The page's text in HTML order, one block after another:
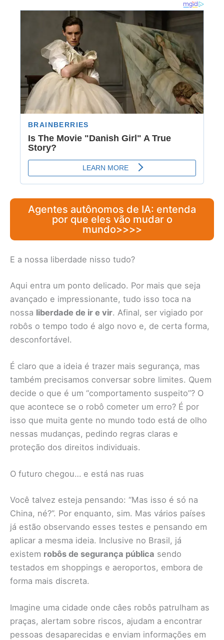
Agentes autônomos de IA: entenda
por que eles vão mudar o
mundo>>>>
E a nossa liberdade nisso tudo?
Aqui entra um ponto delicado. Por mais que seja
avançado e impressionante, tudo isso toca na
nossa liberdade de ir e vir. Afinal, ser vigiado por
robôs o tempo todo é algo novo e, de certa forma,
desconfortável.
É claro que a ideia é trazer mais segurança, mas
também precisamos conversar sobre limites. Quem
decide o que é um “comportamento suspeito”? O
que acontece se o robô cometer um erro? É por
isso que muita gente no mundo todo está de olho
nessas mudanças, pedindo regras claras e
proteção dos direitos individuais.
O futuro chegou… e está nas ruas
Você talvez esteja pensando: “Mas isso é só na
China, né?”. Por enquanto, sim. Mas vários países
já estão observando esses testes e pensando em
aplicar a mesma ideia. Inclusive no Brasil, já
existem robôs de segurança pública sendo
testados em shoppings e aeroportos, embora de
forma mais discreta.
Imagine uma cidade onde câes robôs patrulham as
praças, alertam sobre riscos, ajudam a encontrar
pessoas desaparecidas e enviam informações em